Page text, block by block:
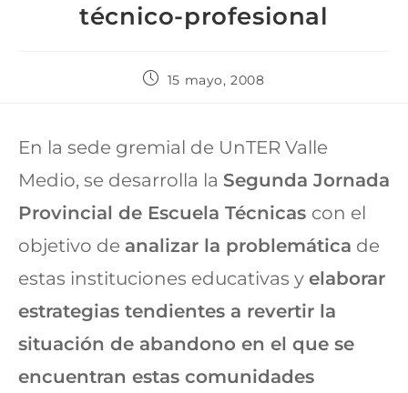
técnico-profesional
15 mayo, 2008
En la sede gremial de UnTER Valle
Medio, se desarrolla la Segunda Jornada
Provincial de Escuela Técnicas con el
objetivo de analizar la problemática de
estas instituciones educativas y elaborar
estrategias tendientes a revertir la
situación de abandono en el que se
encuentran estas comunidades